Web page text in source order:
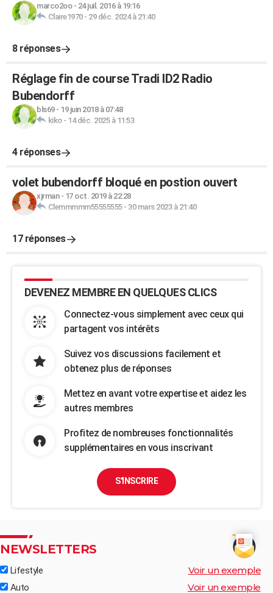
marco2oo- 24 juil. 2016 à 19:16
Claire1970- 29 déc. 2024 à 21:40
8 réponses
Réglage fin de course Tradi ID2 Radio
Bubendorff
bls69- 19 juin 2018 à 07:48
kiko- 14 déc. 2025 à 11:53
4 réponses
volet bubendorff bloqué en postion ouvert
xjrman- 17 oct. 2019 à 22:28
Clemmmmm55555555- 30 mars 2023 à 21:40
17 réponses
DEVENEZ MEMBRE EN QUELQUES CLICS
Connectez-vous simplement avec ceux qui
partagent vos intérêts
Suivez vos discussions facilement et
obtenez plus de réponses
Mettez en avant votre expertise et aidez les
autres membres
Profitez de nombreuses fonctionnalités
supplémentaires en vous inscrivant
S'INSCRIRE
NEWSLETTERS
Lifestyle Voir un exemple
Auto Voir un exemple